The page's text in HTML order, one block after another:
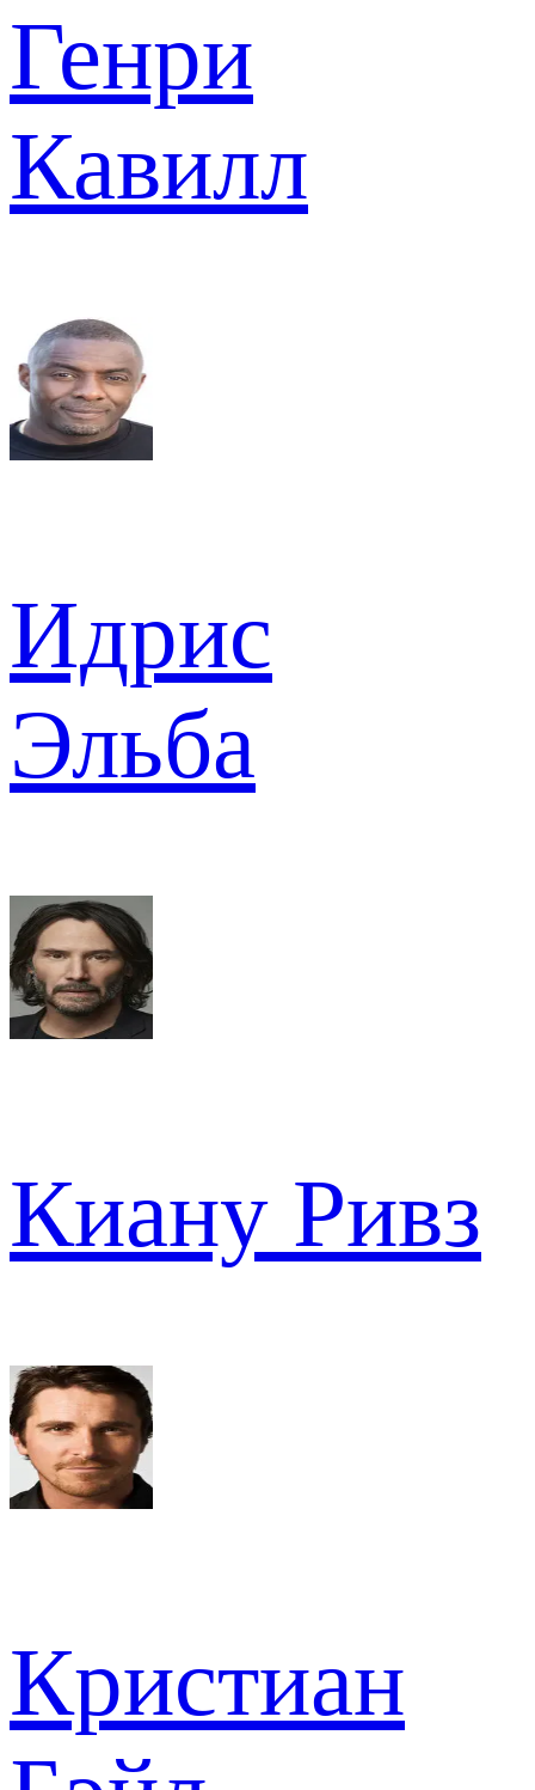
Генри
Кавилл
Идрис
Эльба
Киану Ривз
Кристиан